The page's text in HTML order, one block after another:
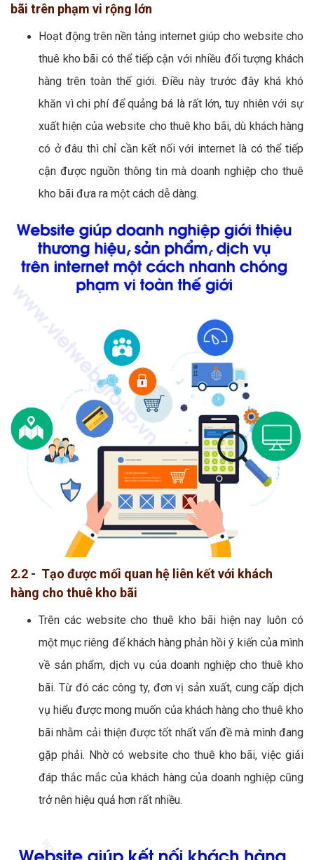
bãi trên phạm vi rộng lớn
Hoạt động trên nền tảng internet giúp cho website cho
thuê kho bãi có thể tiếp cận với nhiều đối tượng khách
hàng trên toàn thế giới. Điều này trước đây khá khó
khăn vì chi phí để quảng bá là rất lớn, tuy nhiên với sự
xuất hiện của website cho thuê kho bãi, dù khách hàng
có ở đâu thì chỉ cần kết nối với internet là có thể tiếp
cận được nguồn thông tin mà doanh nghiệp cho thuê
kho bãi đưa ra một cách dễ dàng.
2.2 - Tạo được mối quan hệ liên kết với khách
hàng cho thuê kho bãi
Trên các website cho thuê kho bãi hiện nay luôn có
một mục riêng để khách hàng phản hồi ý kiến của mình
về sản phẩm, dịch vụ của doanh nghiệp cho thuê kho
bãi. Từ đó các công ty, đơn vị sản xuất, cung cấp dịch
vụ hiểu được mong muốn của khách hàng cho thuê kho
bãi nhằm cải thiện được tốt nhất vấn đề mà mình đang
gặp phải. Nhờ có website cho thuê kho bãi, việc giải
đáp thắc mắc của khách hàng của doanh nghiệp cũng
trở nên hiệu quả hơn rất nhiều.